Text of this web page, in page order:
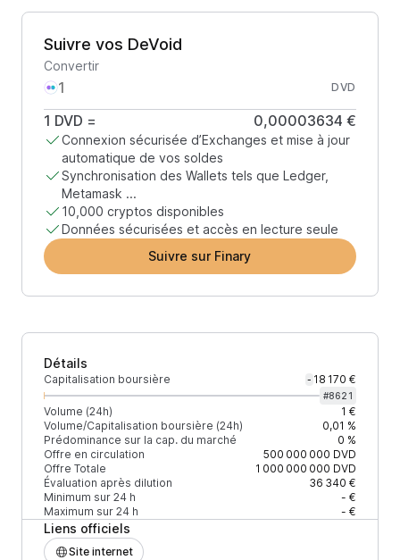
Suivre vos DeVoid
Convertir
DVD
1 DVD = 0,00003634 €
Connexion sécurisée d’Exchanges et mise à jour
automatique de vos soldes
Synchronisation des Wallets tels que Ledger,
Metamask ...
10,000 cryptos disponibles
Données sécurisées et accès en lecture seule
Suivre sur Finary
Détails
Capitalisation boursière - 18 170 €
#8621
Volume (24h)
1 €
Volume/Capitalisation boursière (24h)
0,01 %
Prédominance sur la cap. du marché
0 %
Offre en circulation
500 000 000 DVD
Offre Totale
1 000 000 000 DVD
Évaluation après dilution
36 340 €
Minimum sur 24 h
- €
Maximum sur 24 h
- €
Liens officiels
Site internet